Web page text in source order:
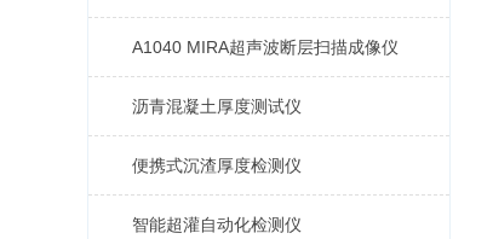
A1040 MIRA超声波断层扫描成像仪
沥青混凝土厚度测试仪
便携式沉渣厚度检测仪
智能超灌自动化检测仪